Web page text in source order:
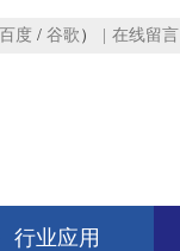
百度 / 谷歌 ） 在线留言
行业应用